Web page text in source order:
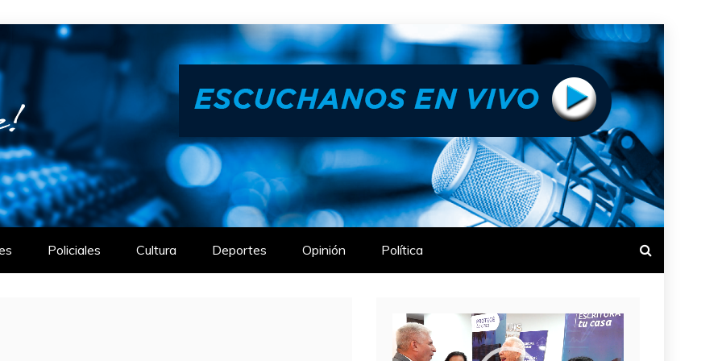
Policiales Cultura Deportes Opinión Política
Reproductor
de